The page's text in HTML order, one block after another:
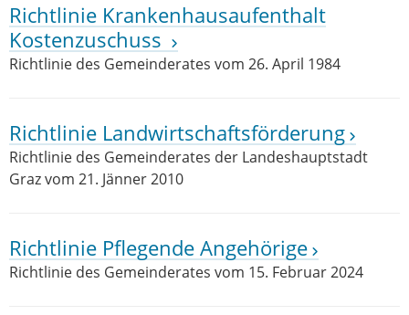
Richtlinie Krankenhausaufenthalt
Kostenzuschuss
Richtlinie des Gemeinderates vom 26. April 1984
Richtlinie Landwirtschaftsförderung
Richtlinie des Gemeinderates der Landeshauptstadt
Graz vom 21. Jänner 2010
Richtlinie Pflegende Angehörige
Richtlinie des Gemeinderates vom 15. Februar 2024